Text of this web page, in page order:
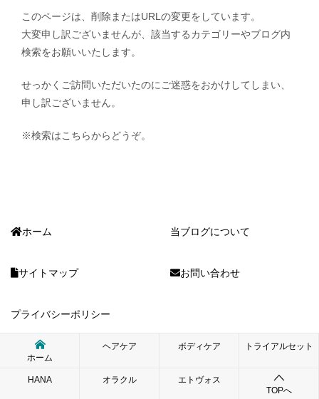
このページは、削除またはURLの変更をしています。
大変申し訳ございませんが、該当するカテゴリーやブログ内
検索をお願いいたします。
せっかくご訪問いただいたのにご迷惑をおかけしてしまい、
申し訳ございません。
※検索はこちらからどうぞ。
ホーム 当ブログについて
サイトマップ お問い合わせ
プライバシーポリシー
ホーム
ヘアケア ボディケア トライアルセット
HANA オラクル
エトヴォス
TOPへ